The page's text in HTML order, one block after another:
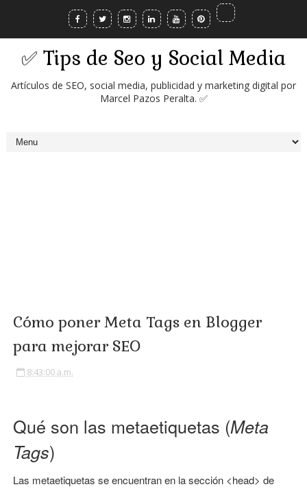
✅ Tips de Seo y Social Media
Artículos de SEO, social media, publicidad y marketing digital por
Marcel Pazos Peralta. ✅
Cómo poner Meta Tags en Blogger
para mejorar SEO
8:43:00 a.m.
Qué son las metaetiquetas (Meta
Tags)
Las metaetiquetas se encuentran en la sección <head> de